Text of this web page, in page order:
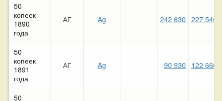
50
копеек
1890
года
АГ Ag 242 630 227 540
50
копеек
1891
года
АГ Ag 90 930 122 660
50